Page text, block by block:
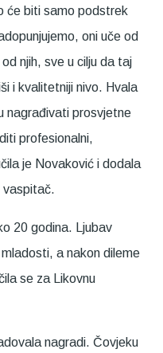
će biti samo podstrek
oni uče od
njih, sve u cilju da taj
i kvalitetniji nivo. Hvala
nagrađivati prosvjetne
profesionalni,
je Novaković i dodala
vaspitač.
20 godina. Ljubav
a nakon dileme
se za Likovnu
nagradi. Čovjeku